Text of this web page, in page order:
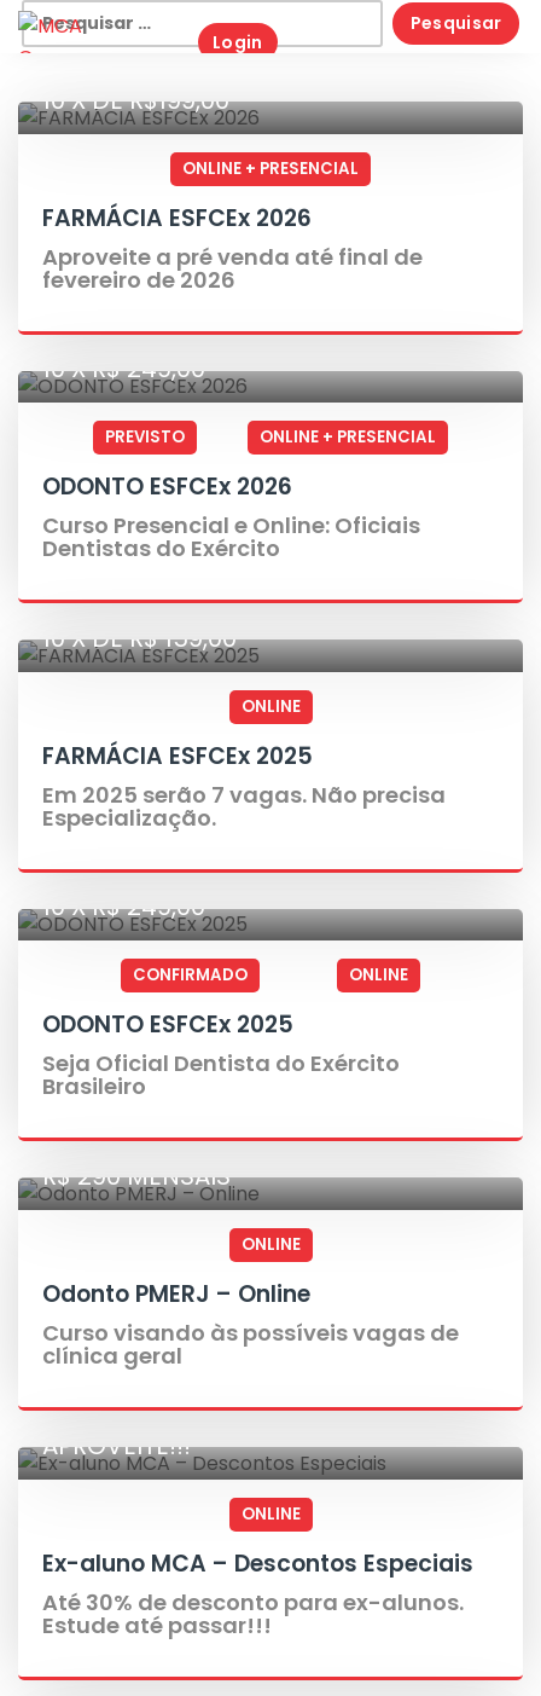
Skip
Login
Pesquisar
por:
10 X DE R$199,00
ONLINE + PRESENCIAL
FARMÁCIA ESFCEx 2026
Aproveite a pré venda até final de
fevereiro de 2026
10 X R$ 249,00
PREVISTO ONLINE + PRESENCIAL
ODONTO ESFCEx 2026
Curso Presencial e Online: Oficiais
Dentistas do Exército
10 X DE R$ 159,00
ONLINE
FARMÁCIA ESFCEx 2025
Em 2025 serão 7 vagas. Não precisa
Especialização.
10 X R$ 249,00
CONFIRMADO ONLINE
ODONTO ESFCEx 2025
Seja Oficial Dentista do Exército
Brasileiro
R$ 290 MENSAIS
ONLINE
Odonto PMERJ – Online
Curso visando às possíveis vagas de
clínica geral
APROVEITE!!!
ONLINE
Ex-aluno MCA – Descontos Especiais
Até 30% de desconto para ex-alunos.
Estude até passar!!!